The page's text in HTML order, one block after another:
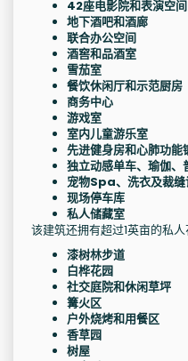
42座电影院和表演空间
地下酒吧和酒廊
联合办公空间
酒窖和品酒室
雪茄室
餐饮休闲厅和示范厨房
商务中心
游戏室
室内儿童游乐室
先进健身房和心肺功能
独立动感单车、瑜伽、
宠物Spa、洗衣及裁缝
现场停车库
私人储藏室
该建筑还拥有超过1英亩的私
漆树林步道
白桦花园
社交庭院和休闲草坪
篝火区
户外烧烤和用餐区
香草园
树屋